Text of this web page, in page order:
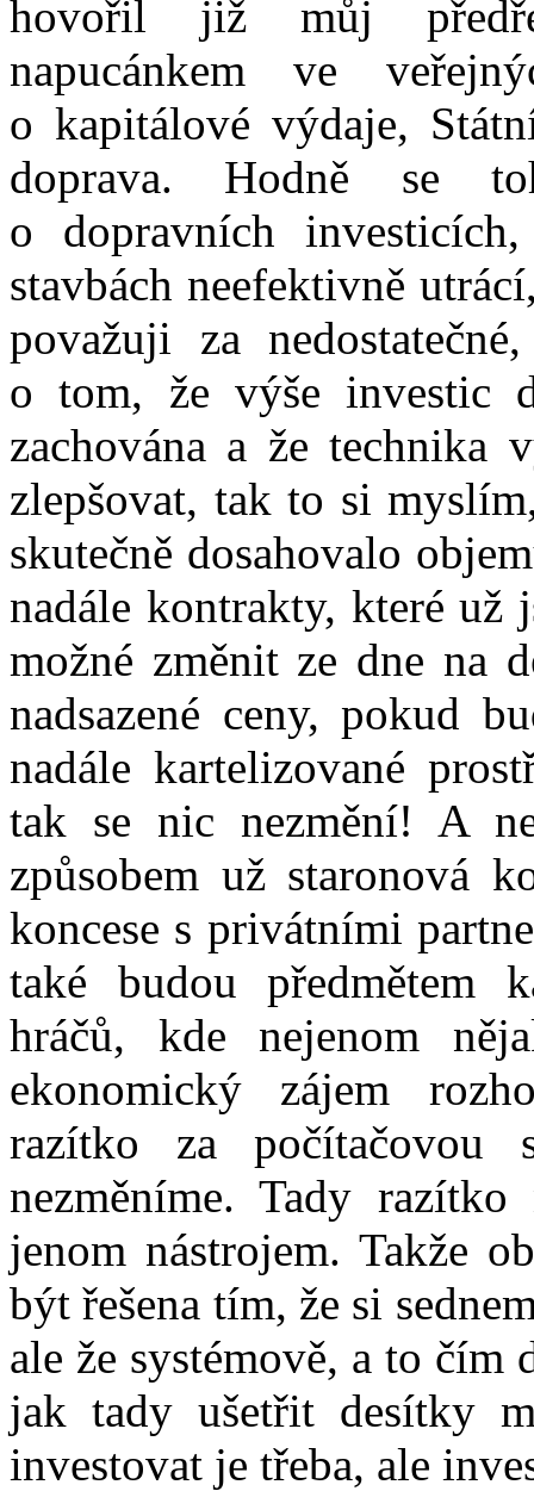
hovořil již můj
napucánkem ve
o kapitálové výdaje,
doprava. Hodně se
o dopravních
stavbách neefektivně
považuji za
o tom, že výše investic
zachována a že technika
zlepšovat, tak to si
skutečně dosahovalo
nadále kontrakty, které už
možné změnit ze dne na
nadsazené ceny, pokud
nadále kartelizované
tak se nic nezmění! A
způsobem už staronová
koncese s privátními
také budou předmětem
hráčů, kde nejenom
ekonomický zájem
razítko za
nezměníme. Tady
jenom nástrojem. Takže
být řešena tím, že si
ale že systémově, a to
jak tady ušetřit desítky
investovat je třeba, ale